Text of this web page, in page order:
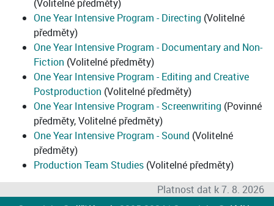
(Volitelné předměty)
One Year Intensive Program - Directing (Volitelné
předměty)
One Year Intensive Program - Documentary and Non-
Fiction (Volitelné předměty)
One Year Intensive Program - Editing and Creative
Postproduction (Volitelné předměty)
One Year Intensive Program - Screenwriting (Povinné
předměty, Volitelné předměty)
One Year Intensive Program - Sound (Volitelné
předměty)
Production Team Studies (Volitelné předměty)
Platnost dat k 7. 8. 2026